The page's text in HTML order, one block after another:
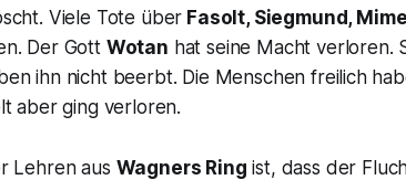
Viele Tote über Fasolt, Siegmund,
Der Gott Wotan hat seine Macht verloren.
ihn nicht beerbt. Die Menschen freilich
aber ging verloren.
Lehren aus Wagners Ring ist, dass der